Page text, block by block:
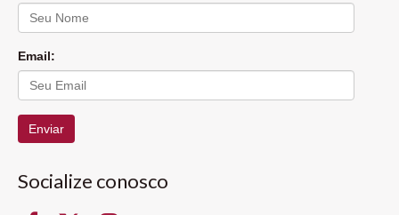
Email:
Enviar
Socialize conosco